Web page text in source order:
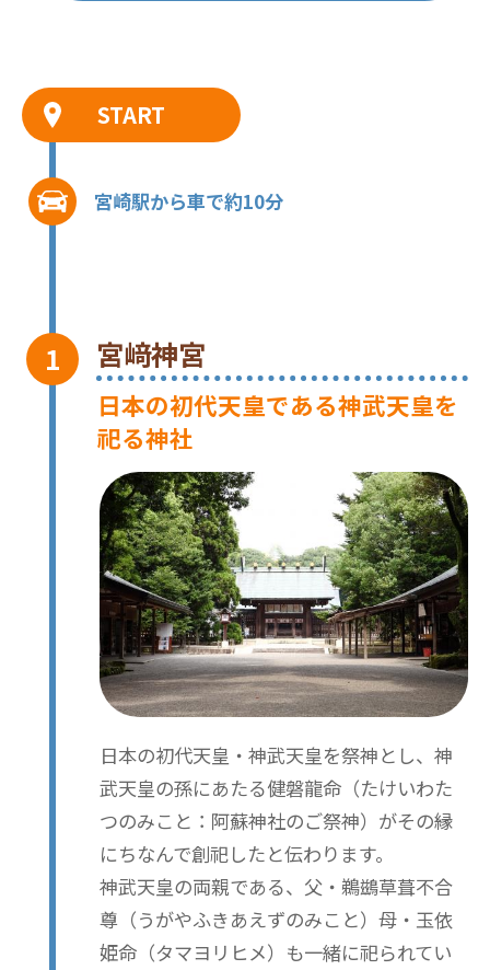
START
宮崎駅から車で約10分
宮﨑神宮
日本の初代天皇である神武天皇を
祀る神社
日本の初代天皇・神武天皇を祭神とし、神
武天皇の孫にあたる健磐龍命（たけいわた
つのみこと：阿蘇神社のご祭神）がその縁
にちなんで創祀したと伝わります。
神武天皇の両親である、父・鵜鷀草葺不合
尊（うがやふきあえずのみこと）母・玉依
姫命（タマヨリヒメ）も一緒に祀られてい